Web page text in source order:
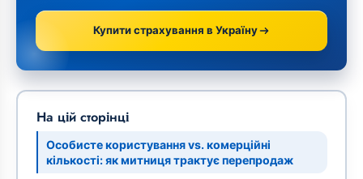
Купити страхування в Україну
На цій сторінці
Особисте користування vs. комерційні
кількості: як митниця трактує перепродаж